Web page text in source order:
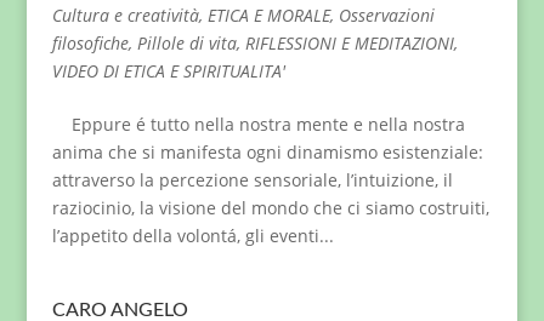
Cultura e creatività, ETICA E MORALE, Osservazioni
filosofiche, Pillole di vita, RIFLESSIONI E MEDITAZIONI,
VIDEO DI ETICA E SPIRITUALITA'
Eppure é tutto nella nostra mente e nella nostra
anima che si manifesta ogni dinamismo esistenziale:
attraverso la percezione sensoriale, l’intuizione, il
raziocinio, la visione del mondo che ci siamo costruiti,
l’appetito della volontá, gli eventi...
CARO ANGELO